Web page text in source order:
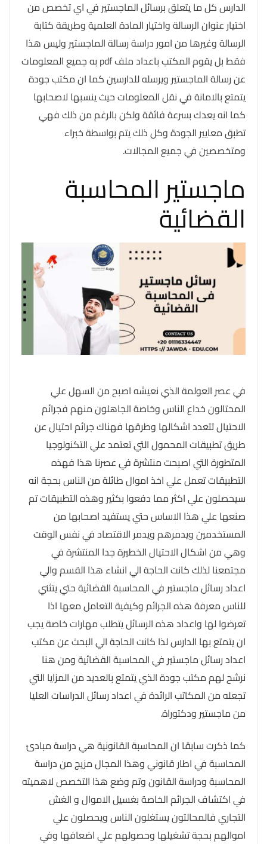
الدارس كل ما يتعلق برسائل الماجستير في اي تخصص من
اختيار عنوان الرسالة واختيار المادة العلمية وطريقة كتابة
الرسالة وغيرها من امور دراسة رسالة الماجستير وليس هذا
فقط بل يقوم المكتب باعداد ملف pdf به جميع المعلومات
عن رسالة الماجستير ويرسله للدارسين كما ان مكتب جودة
يتمتع بالامانة في نقل المعلومات حيث ينسبها لاصحابها
كما انه يعدك بسرعة فائقة ولكن بالرغم من ذلك فهي
تطبق معايير الجودة وكل ذلك يتم بواسطة خبراء
ومتخصصين في جميع المجالات.
ماجستير المحاسبة
القضائية
في عصر العولمة الذي نعيشه اصبح من السهل علي
المحتالون خداع الناس وخاصة الجاهلون منهم فجرائم
الاحتيال تتعدد اشكالها وطرقها فهناك جرائم احتيال عن
طريق تطبيقات المحمول التي تعتمد علي التكنولوجيا
المتطورة التي اصبحت منتشرة في عصرنا هذا فهذه
التطبيقات تعمل علي اخذ اموال طائلة من الناس بحجة انه
سيحصلون علي اكثر مما دفعوا بكثير وهذه التطبيقات تم
صنعها علي هذا الاساس حتي يستفيد اصحابها من
المستخدمين ويدمرهم ويدمر الاقتصاد في نفس الوقت
وهي من اشكال الاحتيال الخطيرة جدا المنتشرة في
مجتمعنا لذلك كانت الحاجة الي انشاء هذا القسم والي
اعداد رسائل ماجستير في المحاسبة القضائية حتي يتثني
للناس معرفة هذه الجرائم وكيفية التعامل معها اذا
تعرضوا لها واعداد هذه الرسائل يتطلب مهارات خاصة يجب
ان يتمتع بها الدارس لذا كانت الحاجة الي البحث عن مكتب
اعداد رسائل ماجستير في المحاسبة القضائية ومن هنا
نرشح لهم مكتب جودة الذي يتمتع بالعديد من المزايا التي
تجعله من المكاتب الرائدة في اعداد رسائل الدراسات العليا
من ماجستير ودكتوراة.
كما ذكرت سابقا ان المحاسبة القانونية هي دراسة مبادئ
المحاسبة في اطار قانوني وهذا المجال مزيج من دراسة
المحاسبة ودراسة القانون وتم وضع هذا التخصص لاهميته
في اكتشاف الجرائم الخاصة بغسيل الاموال و الغش
التجاري فالمحالتون يستغلون الناس ويحصلون علي
اموالهم بحجة تشغيلها وحصولهم علي اضعافها وفي